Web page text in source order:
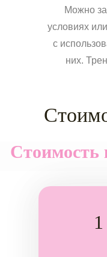
Можно
условиях
с
них.
Стоимость